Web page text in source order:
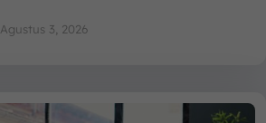
Agustus 3, 2026